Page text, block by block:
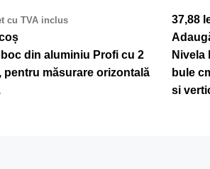
cu TVA inclus
din aluminiu Profi cu 2
pentru măsurare orizontală
37,88
Nivela
bule
si